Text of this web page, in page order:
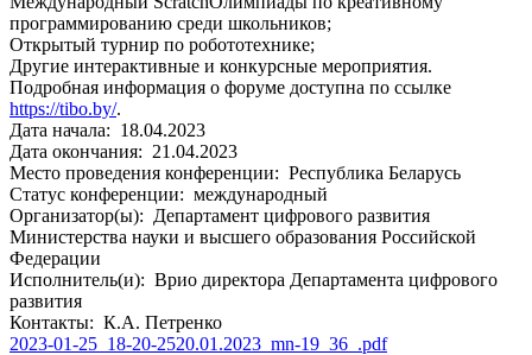
программированию среди школьников;
Открытый турнир по робототехнике;
Другие интерактивные и конкурсные мероприятия.
Подробная информация о форуме доступна по ссылке
https://tibo.by/.
Дата начала: 18.04.2023
Дата окончания: 21.04.2023
Место проведения конференции: Республика Беларусь
Статус конференции: международный
Организатор(ы): Департамент цифрового развития
Министерства науки и высшего образования Российской
Федерации
Исполнитель(и): Врио директора Департамента цифрового
развития
Контакты: К.А. Петренко
2023-01-25_18-20-2520.01.2023_mn-19_36_.pdf